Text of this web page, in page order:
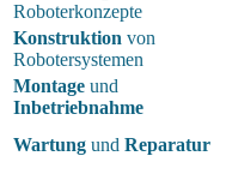
Roboterkonzepte
Konstruktion von
Robotersystemen
Montage und
Inbetriebnahme
Wartung und Reparatur